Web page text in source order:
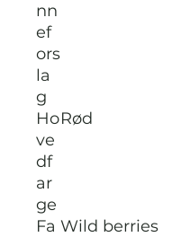
nn
ef
ors
la
g
Ho
ve
df
ar
ge
Rød
Fa Wild berries